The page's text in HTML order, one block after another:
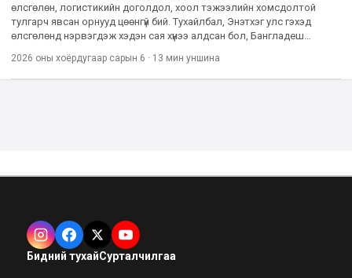
өлсгөлөн, логистикийн доголдол, хоол тэжээлийн хомсдолтой
тулгарч явсан орнууд цөөнгүй бий. Тухайлбал, Энэтхэг улс гэхэд
өлсгөлөнд нэрвэгдэж хэдэн сая хүнээ алдсан бол, Бангладеш
2026 оны хоёрдугаар сарын 6 · 13 мин уншина
Бидний тухайСурталчилгаа